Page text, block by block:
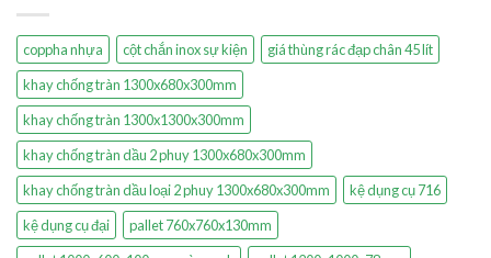
coppha nhựa cột chắn inox sự kiện
giá thùng rác đạp chân 45 lít
khay chống tràn 1300x680x300mm
khay chống tràn 1300x1300x300mm
khay chống tràn dầu 2 phuy 1300x680x300mm
khay chống tràn dầu loại 2 phuy 1300x680x300mm
kệ dụng cụ 716
kệ dụng cụ đại
pallet 760x760x130mm